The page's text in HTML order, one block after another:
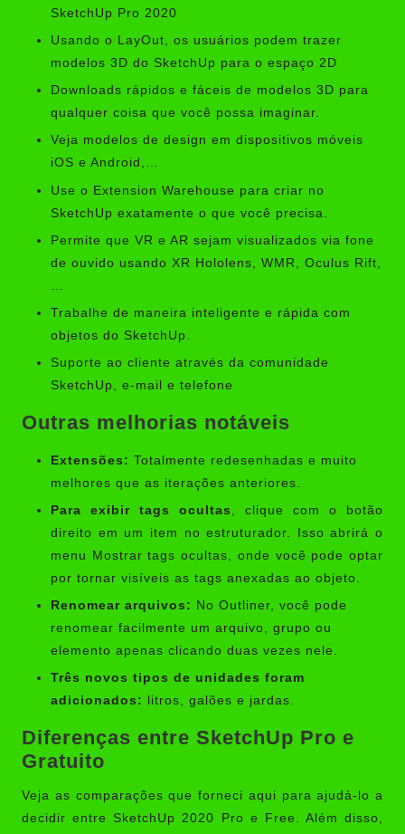
SketchUp Pro 2020
Usando o LayOut, os usuários podem trazer
modelos 3D do SketchUp para o espaço 2D
Downloads rápidos e fáceis de modelos 3D para
qualquer coisa que você possa imaginar.
Veja modelos de design em dispositivos móveis
iOS e Android,…
Use o Extension Warehouse para criar no
SketchUp exatamente o que você precisa.
Permite que VR e AR sejam visualizados via fone
de ouvido usando XR Hololens, WMR, Oculus Rift,
Trabalhe de maneira inteligente e rápida com
objetos do SketchUp.
Suporte ao cliente através da comunidade
SketchUp, e-mail e telefone
Outras melhorias notáveis
Extensões: Totalmente redesenhadas e muito
melhores que as iterações anteriores.
Para exibir tags ocultas
, clique com o botão
direito em um item no estruturador. Isso abrirá o
menu Mostrar tags ocultas, onde você pode optar
por tornar visíveis as tags anexadas ao objeto.
Renomear arquivos: No Outliner, você pode
renomear facilmente um arquivo, grupo ou
elemento apenas clicando duas vezes nele.
Três novos tipos de unidades foram
adicionados:
litros, galões e jardas.
Diferenças entre SketchUp Pro e
Gratuito
Veja as comparações que forneci aqui para ajudá-lo a
decidir entre SketchUp 2020 Pro e Free. Além disso,